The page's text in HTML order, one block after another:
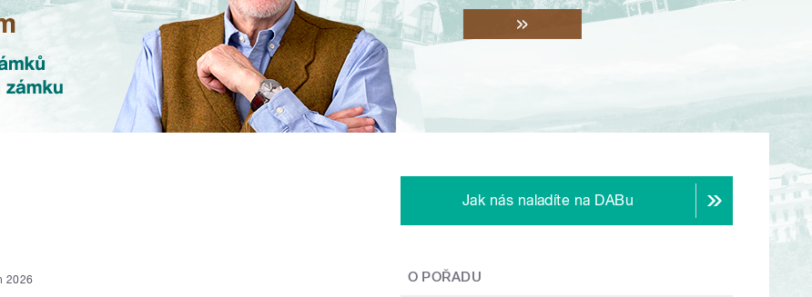
2026
Jak nás naladíte na DABu
O POŘADU